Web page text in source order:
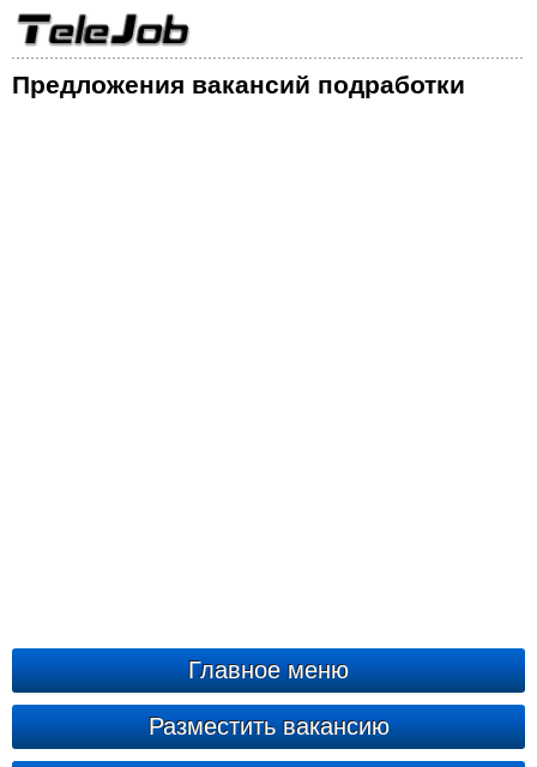
Предложения вакансий подработки
Главное меню
Разместить вакансию